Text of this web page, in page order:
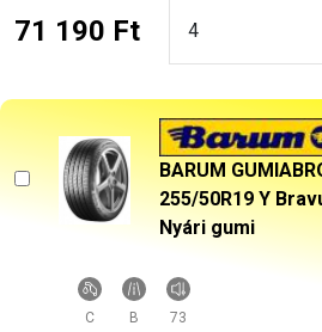
71 190 Ft
BARUM
255/50R19 Y
Nyári gumi
C B 73